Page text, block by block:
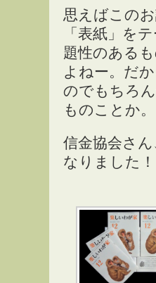
思えばこの
「表紙」を
題性のある
よねー。だ
のでもちろ
ものことか。
信金協会さ
なりました！